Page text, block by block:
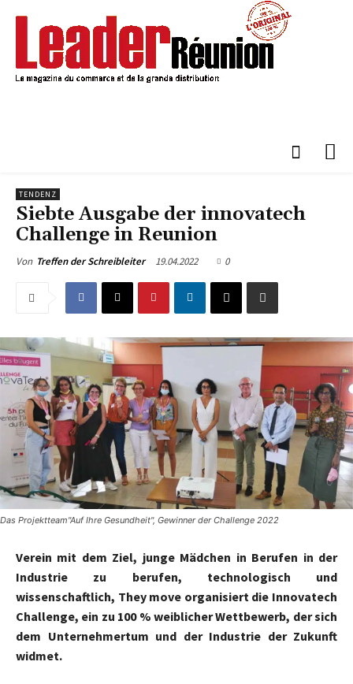
TENDENZ
Siebte Ausgabe der innovatech
Challenge in Reunion
Von Treffen der Schreibleiter 19.04.2022 0
Das Projektteam"Auf Ihre Gesundheit", Gewinner der Challenge 2022
Verein mit dem Ziel, junge Mädchen in Berufen in der
Industrie zu berufen, technologisch und
wissenschaftlich, They move organisiert die Innovatech
Challenge, ein zu 100 % weiblicher Wettbewerb, der sich
dem Unternehmertum und der Industrie der Zukunft
widmet.